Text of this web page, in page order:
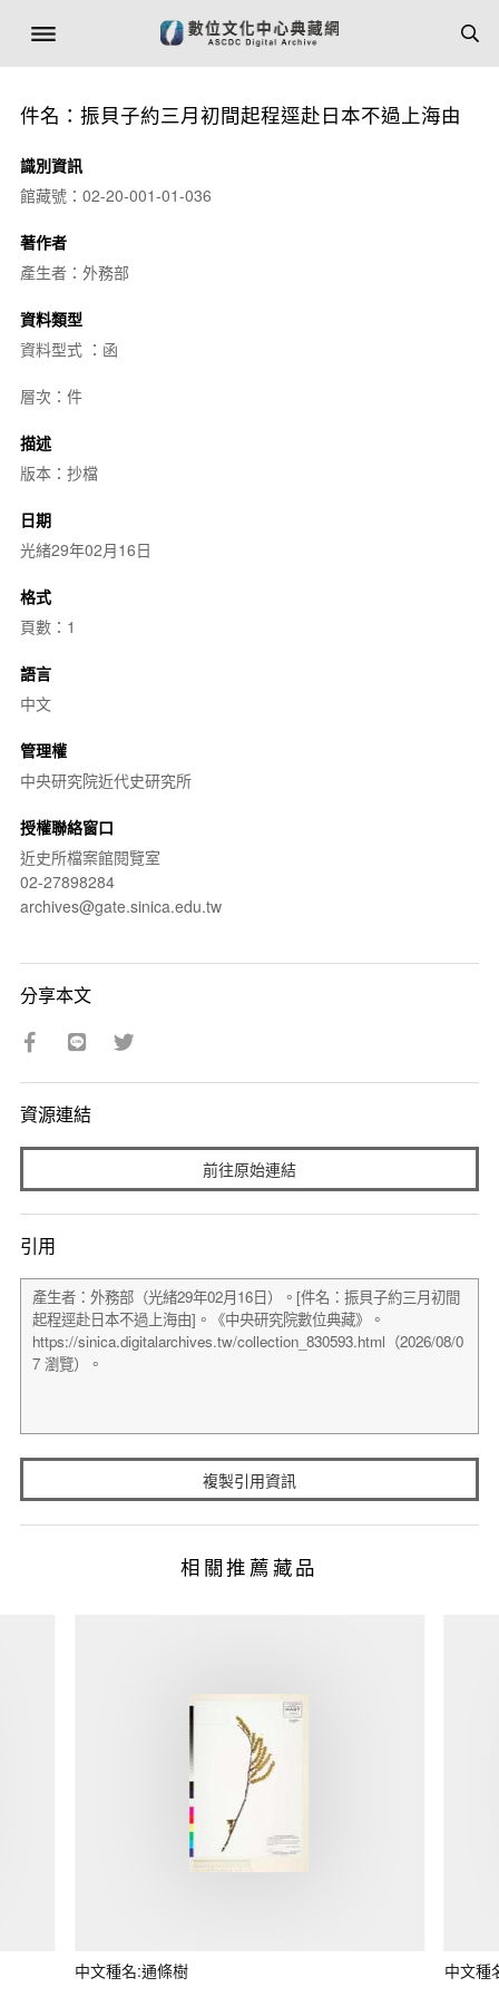
件名：振貝子約三月初間起程逕赴日本不過上海由
識別資訊
館藏號：02-20-001-01-036
著作者
產生者：外務部
資料類型
資料型式 ：函
層次：件
描述
版本：抄檔
日期
光緒29年02月16日
格式
頁數：1
語言
中文
管理權
中央研究院近代史研究所
授權聯絡窗口
近史所檔案館閱覽室
02-27898284
archives@gate.sinica.edu.tw
分享本文
資源連結
前往原始連結
引用
複製引用資訊
相關推薦藏品
中文種名:通條樹 中文種